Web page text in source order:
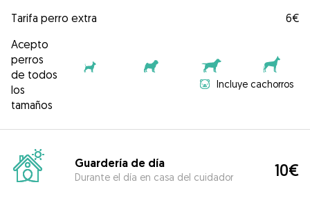
Tarifa perro extra
6€
Acepto
perros
de todos
los
tamaños
Incluye cachorros
Guardería de día
Durante el día en casa del cuidador 10€